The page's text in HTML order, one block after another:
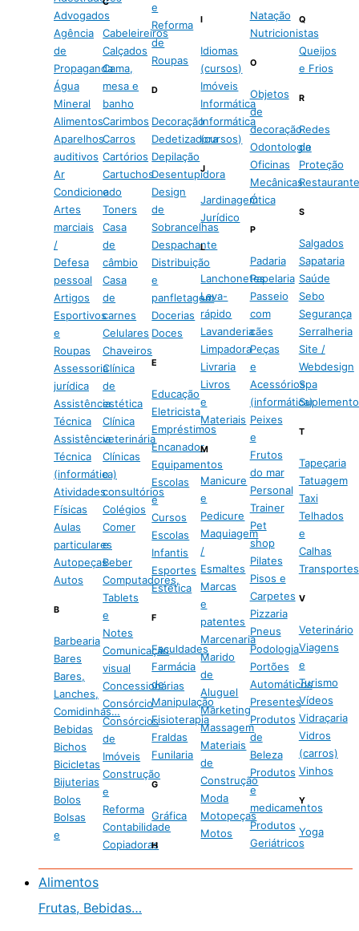
Advogados
Agência
de
Propaganda
Água
Mineral
Alimentos
Aparelhos
auditivos
Ar
Condicionado
Artes
marciais
/
Defesa
pessoal
Artigos
Esportivos
e
Roupas
Assessoria
jurídica
Assistência
Técnica
Assistência
Técnica
(informática)
Atividades
Físicas
Aulas
particulares
Autopeças
Autos
B
Barbearia
Bares
Bares,
Lanches,
Comidinhas…
Bebidas
Bichos
Bicicletas
Bijuterias
Bolos
Bolsas
e
Cabeleireiros
Calçados
Cama,
mesa e
banho
Carimbos
Carros
Cartórios
Cartuchos
e
Toners
Casa
de
câmbio
Casa
de
carnes
Celulares
Chaveiros
Clínica
de
estética
Clínica
veterinária
Clínicas
e
consultórios
Colégios
Comer
e
Beber
Computadores,
Tablets
e
Notes
Comunicação
visual
Concessionárias
Consórcio
Consórcios
de
Imóveis
Construção
e
Reforma
Contabilidade
Copiadoras
e
Reforma
de
Roupas
D
Decoração
Dedetizadora
Depilação
Desentupidora
Design
de
Sobrancelhas
Despachante
Distribuição
e
panfletagem
Docerias
Doces
E
Educação
Eletricista
Empréstimos
Encanador
Equipamentos
Escolas
e
Cursos
Escolas
Infantis
Esportes
Estética
F
Faculdades
Farmácia
de
Manipulação
Fisioterapia
Fraldas
Funilaria
G
Gráfica
H
I
Idiomas
(cursos)
Imóveis
Informática
Informática
(cursos)
J
Jardinagem
Jurídico
L
Lanchonetes
Lava-
rápido
Lavanderia
Limpadora
Livraria
Livros
e
Materiais
M
Manicure
e
Pedicure
Maquiagem
/
Esmaltes
Marcas
e
patentes
Marcenaria
Marido
de
Aluguel
Marketing
Massagem
Materiais
de
Construção
Moda
Motopeças
Motos
Natação
Nutricionistas
O
Objetos
de
decoração
Odontologia
Oficinas
Mecânicas
Ótica
P
Padaria
Papelaria
Passeio
com
cães
Peças
e
Acessórios
(informática)
Peixes
e
Frutos
do mar
Personal
Trainer
Pet
shop
Pilates
Pisos e
Carpetes
Pizzaria
Pneus
Podologia
Portões
Automáticos
Presentes
Produtos
de
Beleza
Produtos
e
medicamentos
Produtos
Geriátricos
Q
Queijos
e Frios
R
Redes
de
Proteção
S
Salgados
Sapataria
Saúde
Sebo
Segurança
Serralheria
Site /
Webdesign
Spa
T
Tapeçaria
Tatuagem
Taxi
Telhados
e
Calhas
Transportes
V
Veterinário
Viagens
e
Turismo
Vídeos
Vidraçaria
Vidros
(carros)
Vinhos
Y
Yoga
Alimentos
Frutas, Bebidas…